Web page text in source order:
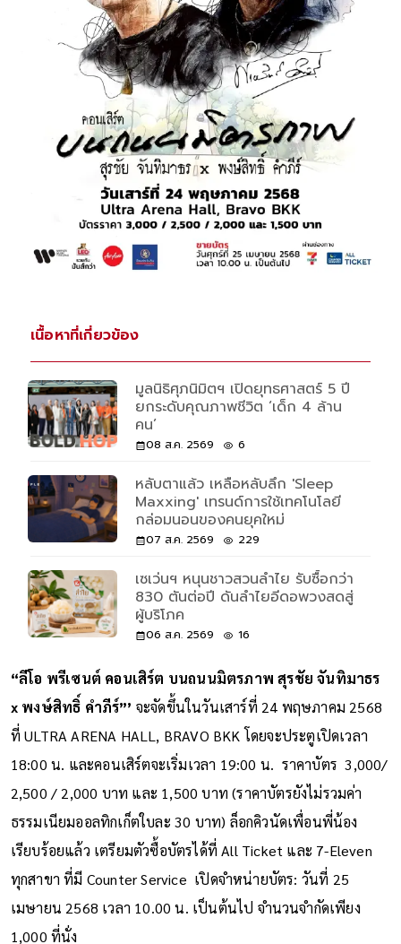
เนื้อหาที่เกี่ยวข้อง
มูลนิธิศุภนิมิตฯ เปิดยุทธศาสตร์ 5 ปี
ยกระดับคุณภาพชีวิต ‘เด็ก 4 ล้าน
คน’
08 ส.ค. 2569 6
หลับตาแล้ว เหลือหลับลึก 'Sleep
Maxxing' เทรนด์การใช้เทคโนโลยี
กล่อมนอนของคนยุคใหม่
07 ส.ค. 2569 229
เซเว่นฯ หนุนชาวสวนลำไย รับซื้อกว่า
830 ตันต่อปี ดันลำไยอีดอพวงสดสู่
ผู้บริโภค
06 ส.ค. 2569 16
“ลีโอ พรีเซนต์ คอนเสิร์ต บนถนนมิตรภาพ สุรชัย จันทิมาธร
x พงษ์สิทธิ์ คำภีร์”’ จะจัดขึ้นในวันเสาร์ที่ 24 พฤษภาคม 2568
ที่ ULTRA ARENA HALL, BRAVO BKK โดยจะประตูเปิดเวลา
18:00 น. และคอนเสิร์ตจะเริ่มเวลา 19:00 น. ราคาบัตร 3,000/
2,500 / 2,000 บาท และ 1,500 บาท (ราคาบัตรยังไม่รวมค่า
ธรรมเนียมออลทิกเก็ตใบละ 30 บาท) ล็อกคิวนัดเพื่อนพี่น้อง
เรียบร้อยแล้ว เตรียมตัวซื้อบัตรได้ที่ All Ticket และ 7-Eleven
ทุกสาขา ที่มี Counter Service เปิดจำหน่ายบัตร: วันที่ 25
เมษายน 2568 เวลา 10.00 น. เป็นต้นไป จำนวนจำกัดเพียง
1,000 ที่นั่ง